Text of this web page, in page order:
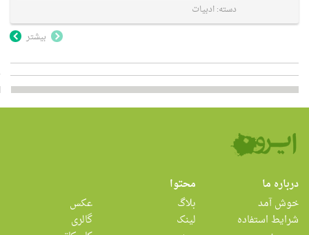
دسته:ادبیات
بیشتر
درباره ما
خوش آمد
شرایط استفاده
محتوا
بلاگ
لینک
عکس
گالری